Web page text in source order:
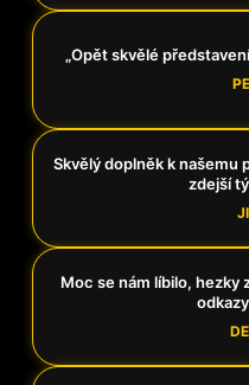
„Opět skvělé
Skvělý doplněk k našemu
zdejší
Moc se nám líbilo, hezky